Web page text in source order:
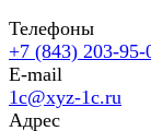
Телефоны
+7 (843) 203-95-
E-mail
1c@xyz-1c.ru
Адрес